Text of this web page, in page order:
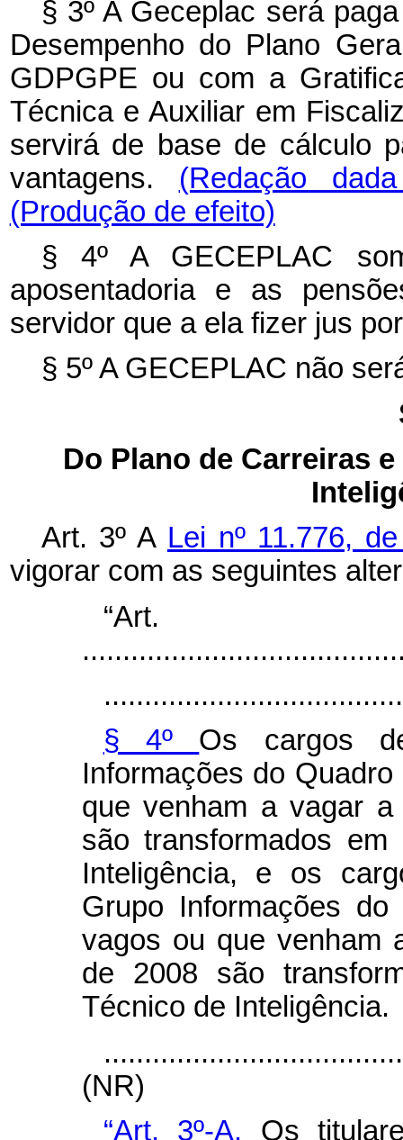
§ 3º A Geceplac será
Desempenho do Plano
GDPGPE ou com a
Técnica e Auxiliar em
servirá de base de cálculo
vantagens. (Redação
(Produção de efeito)
§ 4º A GECEPLAC
aposentadoria e as
servidor que a ela fizer jus
§ 5º A GECEPLAC não
Do Plano de Carreiras
Art. 3º A Lei nº 11.776,
vigorar com as seguintes
§ 4º Os cargos
Informações do
que venham a vagar
são transformados
Inteligência, e os
Grupo Informações
vagos ou que venham
de 2008 são
Técnico de Inteligência.
(NR)
“Art. 3º-A. Os